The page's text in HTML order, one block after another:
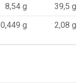
8,54 g
39,5 g
0,449 g 2,08 g